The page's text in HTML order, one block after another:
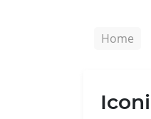
Home